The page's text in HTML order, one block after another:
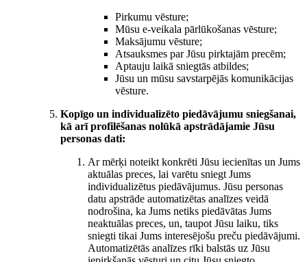
Pirkumu vēsture;
Mūsu e-veikala pārlūkošanas vēsture;
Maksājumu vēsture;
Atsauksmes par Jūsu pirktajām precēm;
Aptauju laikā sniegtās atbildes;
Jūsu un mūsu savstarpējās komunikācijas
vēsture.
Kopīgo un individualizēto piedāvājumu sniegšanai,
kā arī profilēšanas nolūkā apstrādājamie Jūsu
personas dati:
Ar mērķi noteikt konkrēti Jūsu iecienītas un Jums
aktuālas preces, lai varētu sniegt Jums
individualizētus piedāvājumus. Jūsu personas
datu apstrāde automatizētas analīzes veidā
nodrošina, ka Jums netiks piedāvātas Jums
neaktuālas preces, un, taupot Jūsu laiku, tiks
sniegti tikai Jums interesējošu preču piedāvājumi.
Automatizētās analīzes rīki balstās uz Jūsu